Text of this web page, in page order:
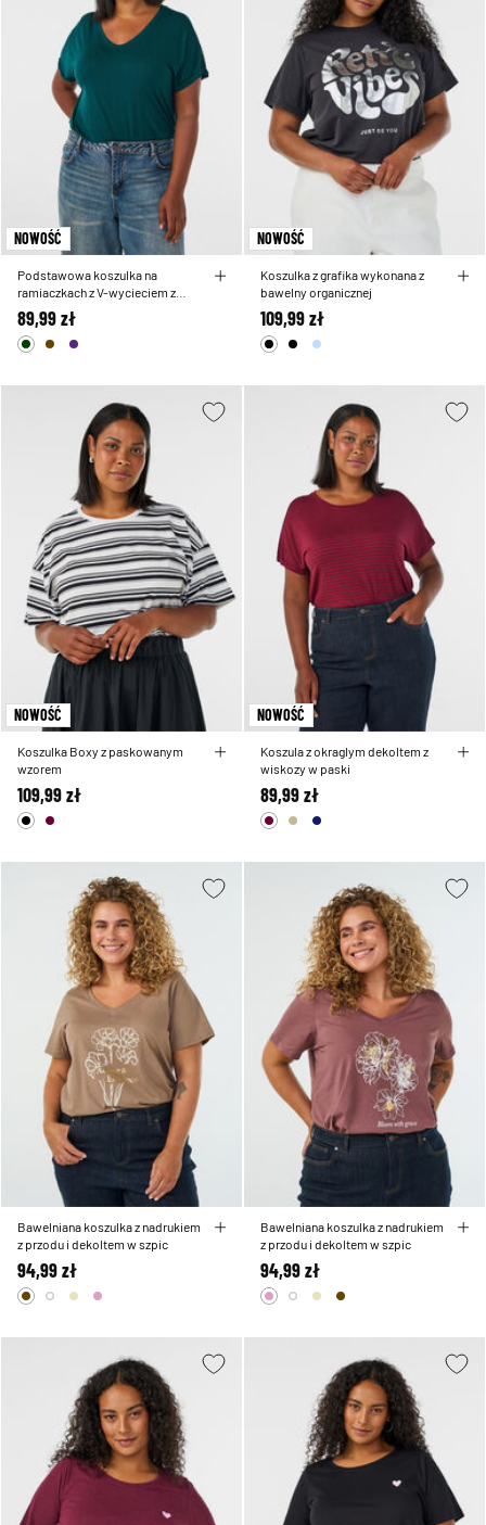
NOWOŚĆ
Podstawowa koszulka na
ramiaczkach z V-wycieciem z
wiskozy
89,99 zł
NOWOŚĆ
Koszulka z grafika wykonana z
bawelny organicznej
109,99 zł
NOWOŚĆ
Koszulka Boxy z paskowanym
wzorem
109,99 zł
NOWOŚĆ
Koszula z okraglym dekoltem z
wiskozy w paski
89,99 zł
Bawelniana koszulka z nadrukiem
z przodu i dekoltem w szpic
94,99 zł
Bawelniana koszulka z nadrukiem
z przodu i dekoltem w szpic
94,99 zł